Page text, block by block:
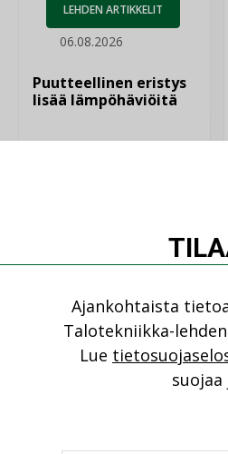
LEHDEN ARTIKKELIT
06.08.2026
Puutteellinen eristys
lisää lämpöhäviöitä
Ajankohtaista
Talotekniikka-
Lue